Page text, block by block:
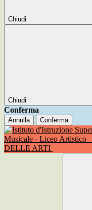
Chiudi
Chiudi
Conferma
Annulla Conferma
Musicale - Liceo Artistico
DELLE ARTI